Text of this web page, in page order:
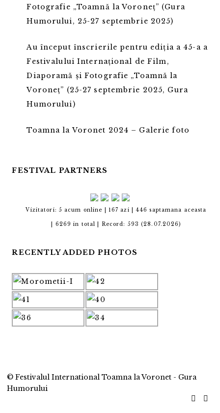
Fotografie „Toamnă la Voroneț” (Gura
Humorului, 25-27 septembrie 2025)
Au început înscrierile pentru ediția a 45-a a
Festivalului Internațional de Film,
Diaporamă și Fotografie „Toamnă la
Voroneț” (25-27 septembrie 2025, Gura
Humorului)
Toamna la Voronet 2024 – Galerie foto
FESTIVAL PARTNERS
Vizitatori: 5 acum online | 167 azi | 446 saptamana aceasta
6269 in total | Record: 593 (28.07.2026)
RECENTLY ADDED PHOTOS
©Festivalul International Toamna la Voronet - Gura
Humorului